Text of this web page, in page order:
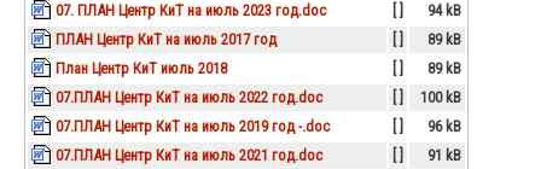
07. ПЛАН Центр КиТ на июль 2023 год.doc
94 kB
ПЛАН Центр КиТ на июль 2017 год
89 kB
План Центр КиТ июль 2018
89 kB
07.ПЛАН Центр КиТ на июль 2022 год.doc
100 kB
07.ПЛАН Центр КиТ на июль 2019 год -.doc
96 kB
07.ПЛАН Центр КиТ на июль 2021 год.doc
91 kB